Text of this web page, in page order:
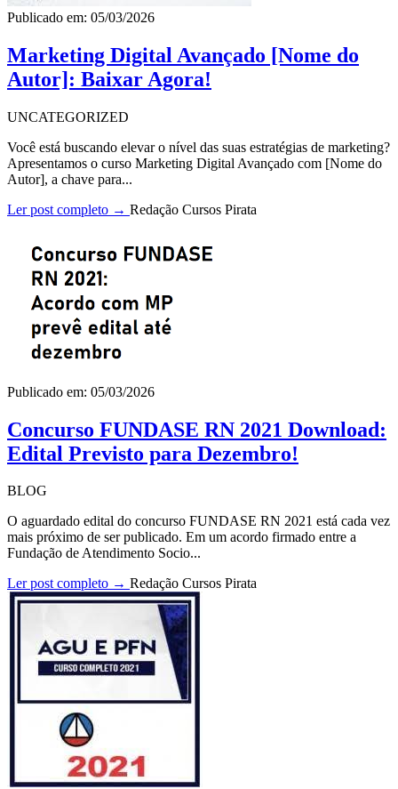
Publicado em: 05/03/2026
Marketing Digital Avançado [Nome do
Autor]: Baixar Agora!
UNCATEGORIZED
Você está buscando elevar o nível das suas estratégias de marketing?
Apresentamos o curso Marketing Digital Avançado com [Nome do
Autor], a chave para...
Ler post completo → Redação Cursos Pirata
Publicado em: 05/03/2026
Concurso FUNDASE RN 2021 Download:
Edital Previsto para Dezembro!
BLOG
O aguardado edital do concurso FUNDASE RN 2021 está cada vez
mais próximo de ser publicado. Em um acordo firmado entre a
Fundação de Atendimento Socio...
Ler post completo → Redação Cursos Pirata